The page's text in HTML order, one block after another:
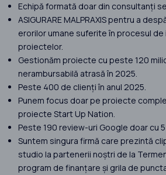
Echipă formată doar din consultanți
ASIGURARE MALPRAXIS pentru a
erorilor umane suferite în procesul
proiectelor.
Gestionăm proiecte cu peste 120
nerambursabilă atrasă în 2025.
Peste 400 de clienți în anul 2025.
Punem focus doar pe proiecte
proiecte Start Up Nation.
Peste 190 review-uri Google doar cu
Suntem singura firmă care prezintă
studio la partenerii noștri de la
program de finanțare și grila de